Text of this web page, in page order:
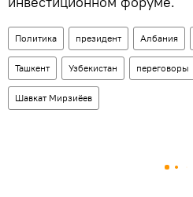
Политика президент Албания
Ташкент Узбекистан переговоры
Шавкат Мирзиёев